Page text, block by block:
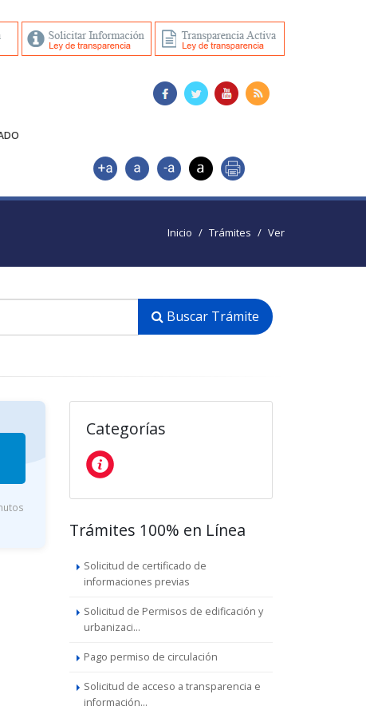
Inicio Trámites Ver
Buscar Trámite
Categorías
Trámites 100% en Línea
Solicitud de certificado de
informaciones previas
Solicitud de Permisos de edificación y
urbanizaci...
Pago permiso de circulación
Solicitud de acceso a transparencia e
información...